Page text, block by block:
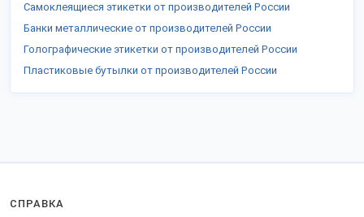
Самоклеящиеся этикетки от производителей России
Банки металлические от производителей России
Голографические этикетки от производителей России
Пластиковые бутылки от производителей России
СПРАВКА